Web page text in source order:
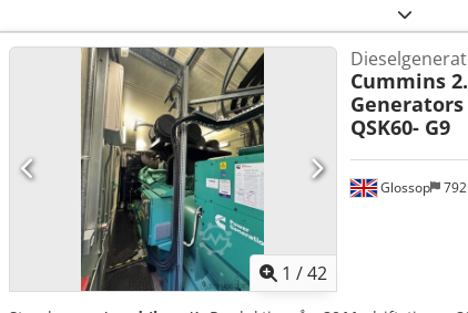
1 /42
Glossop
Cummins
Generators
QSK60- G9